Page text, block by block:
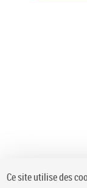
Ce site utilise des